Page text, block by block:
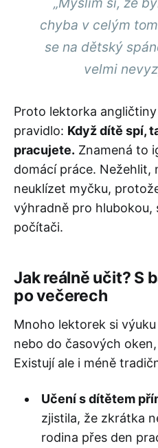
chyba v celým
se na dětský
velmi
Proto lektorka angličtiny
pravidlo: Když dítě spí,
pracujete. Znamená to
domácí práce. Nežehlit,
neuklízet myčku,
výhradně pro hlubokou,
počítači.
Jak reálně učit? S
po večerech
Mnoho lektorek si
nebo do časových
Existují ale i méně
Učení s dítětem
zjistila, že zkrátka
rodina přes den